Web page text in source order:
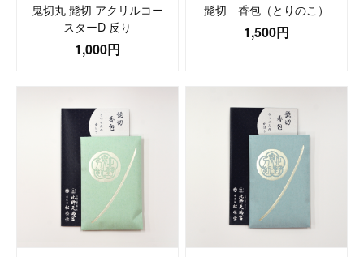
鬼切丸 髭切 アクリルコー
スターD 反り
1,000円
髭切 香包（とりのこ）
1,500円